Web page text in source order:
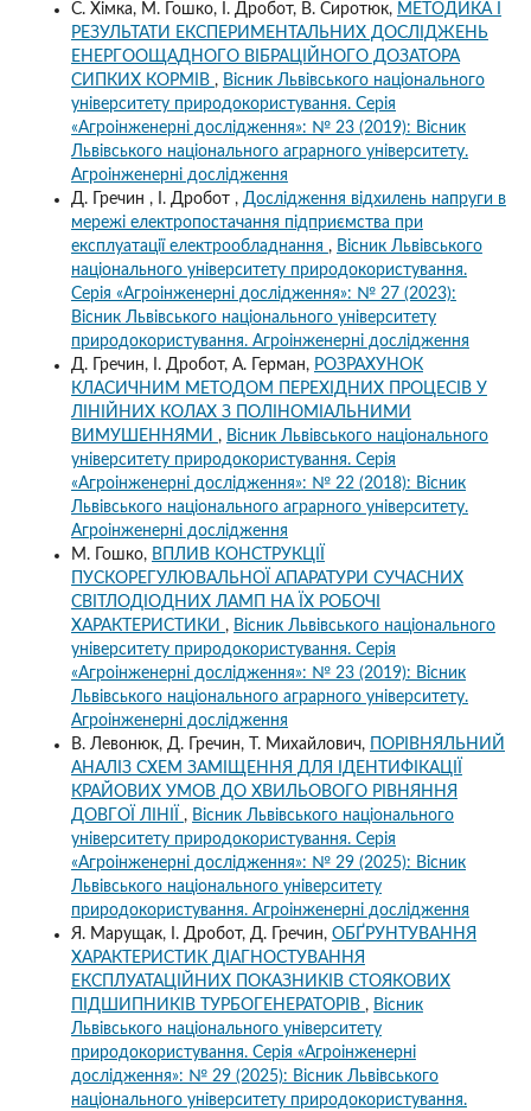
С. Хімка, М. Гошко, І. Дробот, В. Сиротюк, МЕТОДИКА І
РЕЗУЛЬТАТИ ЕКСПЕРИМЕНТАЛЬНИХ ДОСЛІДЖЕНЬ
ЕНЕРГООЩАДНОГО ВІБРАЦІЙНОГО ДОЗАТОРА
СИПКИХ КОРМІВ , Вісник Львівського національного
університету природокористування. Серія
«Агроінженерні дослідження»: № 23 (2019): Вісник
Львівського національного аграрного університету.
Агроінженерні дослідження
Д. Гречин , І. Дробот , Дослідження відхилень напруги в
мережі електропостачання підприємства при
експлуатації електрообладнання , Вісник Львівського
національного університету природокористування.
Серія «Агроінженерні дослідження»: № 27 (2023):
Вісник Львівського національного університету
природокористування. Агроінженерні дослідження
Д. Гречин, І. Дробот, А. Герман, РОЗРАХУНОК
КЛАСИЧНИМ МЕТОДОМ ПЕРЕХІДНИХ ПРОЦЕСІВ У
ЛІНІЙНИХ КОЛАХ З ПОЛІНОМІАЛЬНИМИ
ВИМУШЕННЯМИ , Вісник Львівського національного
університету природокористування. Серія
«Агроінженерні дослідження»: № 22 (2018): Вісник
Львівського національного аграрного університету.
Агроінженерні дослідження
М. Гошко, ВПЛИВ КОНСТРУКЦІЇ
ПУСКОРЕГУЛЮВАЛЬНОЇ АПАРАТУРИ СУЧАСНИХ
СВІТЛОДІОДНИХ ЛАМП НА ЇХ РОБОЧІ
ХАРАКТЕРИСТИКИ , Вісник Львівського національного
університету природокористування. Серія
«Агроінженерні дослідження»: № 23 (2019): Вісник
Львівського національного аграрного університету.
Агроінженерні дослідження
В. Левонюк, Д. Гречин, Т. Михайлович,
ПОРІВНЯЛЬНИЙ
АНАЛІЗ СХЕМ ЗАМІЩЕННЯ ДЛЯ ІДЕНТИФІКАЦІЇ
КРАЙОВИХ УМОВ ДО ХВИЛЬОВОГО РІВНЯННЯ
ДОВГОЇ ЛІНІЇ , Вісник Львівського національного
університету природокористування. Серія
«Агроінженерні дослідження»: № 29 (2025): Вісник
Львівського національного університету
природокористування. Агроінженерні дослідження
Я. Марущак, І. Дробот, Д. Гречин, ОБҐРУНТУВАННЯ
ХАРАКТЕРИСТИК ДІАГНОСТУВАННЯ
ЕКСПЛУАТАЦІЙНИХ ПОКАЗНИКІВ СТОЯКОВИХ
ПІДШИПНИКІВ ТУРБОГЕНЕРАТОРІВ , Вісник
Львівського національного університету
природокористування. Серія «Агроінженерні
дослідження»: № 29 (2025): Вісник Львівського
національного університету природокористування.